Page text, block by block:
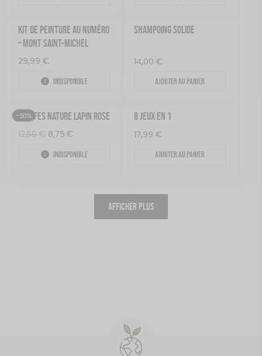
KIT DE PEINTURE AU NUMÉRO
– MONT SAINT-MICHEL
29,99 €
Indisponible
SHAMPOING SOLIDE
14,00 €
Ajouter au panier
-30%
TRUFFES NATURE LAPIN ROSE
12,50 € Le
initial
8,75 €
actuel
Indisponible
8 JEUX EN 1
17,99 €
Ajouter au panier
AFFICHER PLUS